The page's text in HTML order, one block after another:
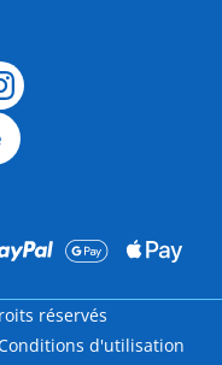
réservés
d'utilisation